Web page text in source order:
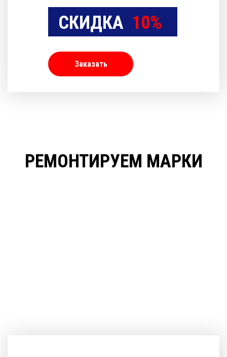
СКИДКА 10%
Заказать
РЕМОНТИРУЕМ МАРКИ